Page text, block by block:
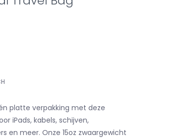
platte verpakking met deze
iPads, kabels, schijven,
en meer. Onze 15oz zwaargewicht